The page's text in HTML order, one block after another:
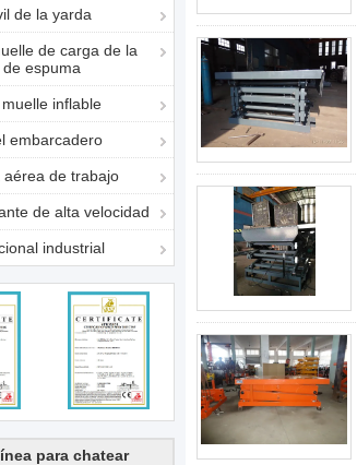
de la yarda
de carga de la
espuma
inflable
embarcadero
aérea de trabajo
de alta velocidad
industrial
para chatear